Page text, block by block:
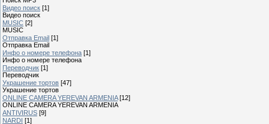
Видео поиск [1]
Видео поиск
MUSIC [2]
MUSIC
Отправка Email [1]
Отправка Email
Инфо о номере телефона [1]
Инфо о номере телефона
Переводчик [1]
Переводчик
Украшение тортов [47]
Украшение тортов
ONLINE CAMERA YEREVAN ARMENIA [12]
ONLINE CAMERA YEREVAN ARMENIA
ANTIVIRUS [9]
NARDI [1]